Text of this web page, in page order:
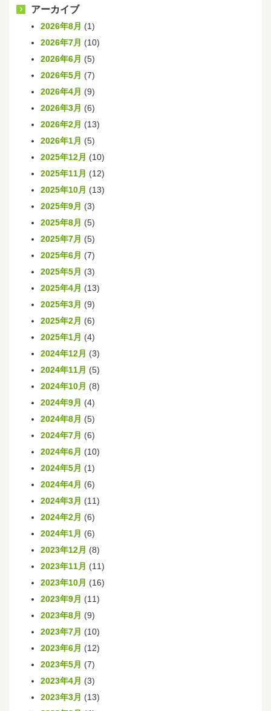
アーカイブ
2026年8月 (1)
2026年7月 (10)
2026年6月 (5)
2026年5月 (7)
2026年4月 (9)
2026年3月 (6)
2026年2月 (13)
2026年1月 (5)
2025年12月 (10)
2025年11月 (12)
2025年10月 (13)
2025年9月 (3)
2025年8月 (5)
2025年7月 (5)
2025年6月 (7)
2025年5月 (3)
2025年4月 (13)
2025年3月 (9)
2025年2月 (6)
2025年1月 (4)
2024年12月 (3)
2024年11月 (5)
2024年10月 (8)
2024年9月 (4)
2024年8月 (5)
2024年7月 (6)
2024年6月 (10)
2024年5月 (1)
2024年4月 (6)
2024年3月 (11)
2024年2月 (6)
2024年1月 (6)
2023年12月 (8)
2023年11月 (11)
2023年10月 (16)
2023年9月 (11)
2023年8月 (9)
2023年7月 (10)
2023年6月 (12)
2023年5月 (7)
2023年4月 (3)
2023年3月 (13)